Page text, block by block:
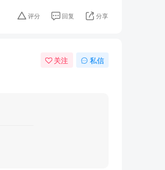
评分 回复 分享
关注 私信